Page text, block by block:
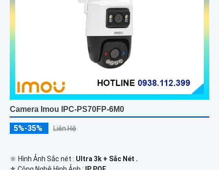
Camera Imou IPC-PS70FP-6M0
5%-35% Liên Hệ
🔆 Hình Ảnh Sắc nét : Ultra 3k + Sắc Nét .